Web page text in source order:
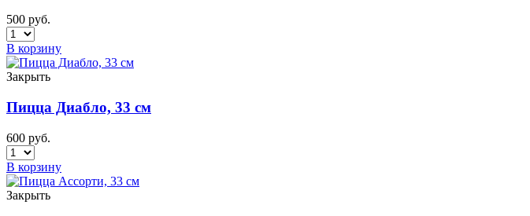
500 руб.
В корзину
Закрыть
Пицца Диабло, 33 см
600 руб.
В корзину
Закрыть